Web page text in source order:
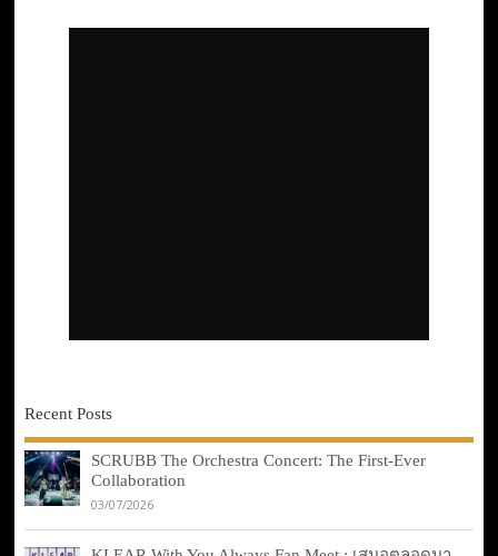
Recent Posts
SCRUBB The Orchestra Concert: The First-Ever
Collaboration
03/07/2026